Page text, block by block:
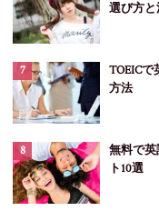
選び方
TOEIC
方法
無料で
ト10選